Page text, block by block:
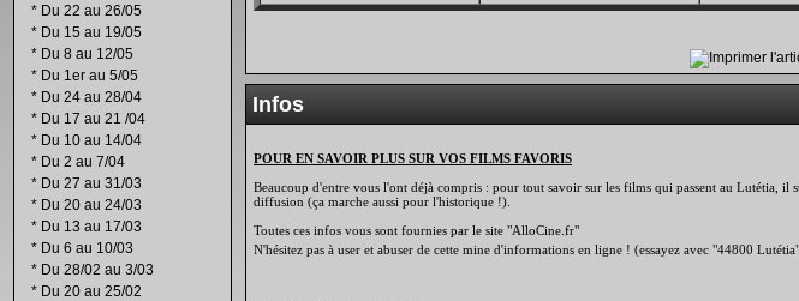
* Du 22 au 26/05
* Du 15 au 19/05
* Du 8 au 12/05
* Du 1er au 5/05
* Du 24 au 28/04
* Du 17 au 21 /04
* Du 10 au 14/04
* Du 2 au 7/04
* Du 27 au 31/03
* Du 20 au 24/03
* Du 13 au 17/03
* Du 6 au 10/03
* Du 28/02 au 3/03
* Du 20 au 25/02
Infos
POUR EN SAVOIR PLUS SUR VOS FILMS FAVORIS
Beaucoup d'entre vous l'ont déjà compris : pour tout savoir sur les films qui passent au Lutétia, il
diffusion (ça marche aussi pour l'historique !).
Toutes ces infos vous sont fournies par le site "AlloCine.fr"
N'hésitez pas à user et abuser de cette mine d'informations en ligne ! (essayez avec "44800